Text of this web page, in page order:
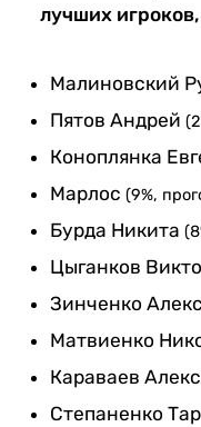
лучших
Малиновский
Пятов Андрей
Коноплянка
Марлос (9%,
Бурда Никита
Цыганков
Зинченко
Матвиенко
Караваев
Степаненко